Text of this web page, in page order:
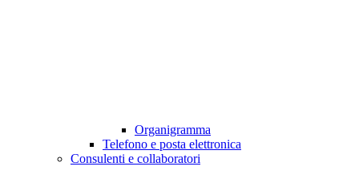
Organigramma
Telefono e posta elettronica
Consulenti e collaboratori